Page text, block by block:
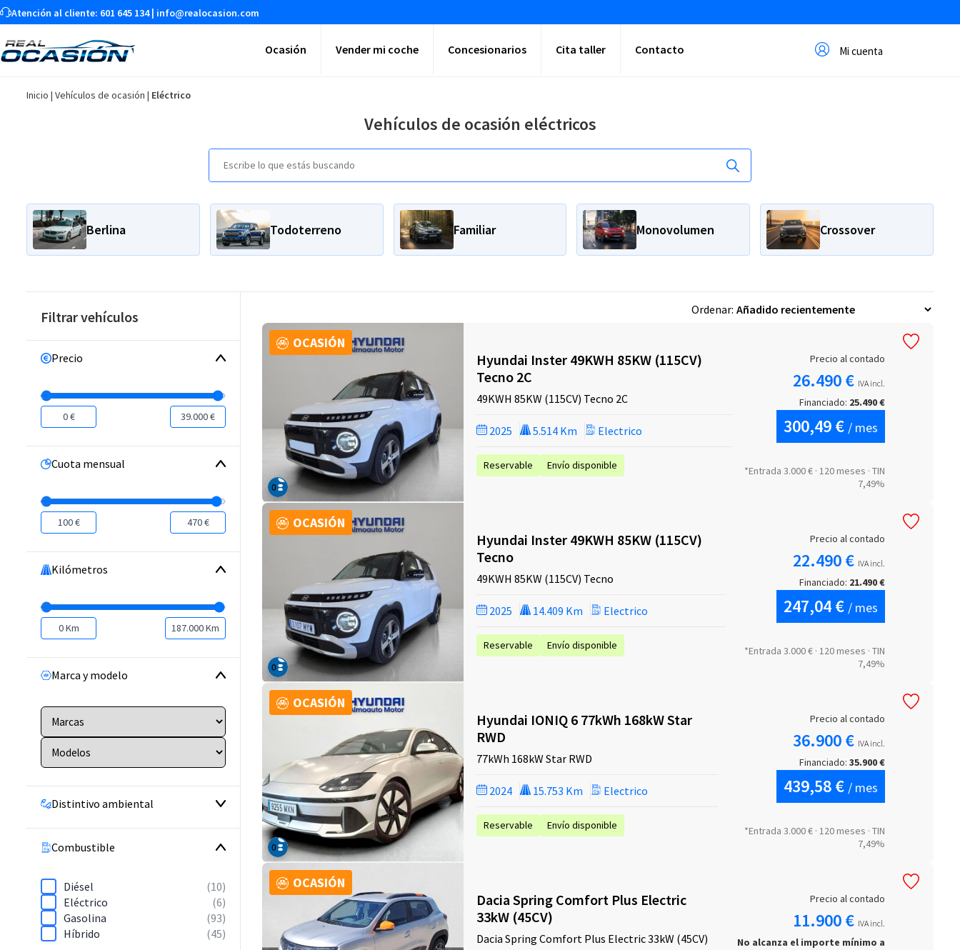
Atención al cliente: 601 645 134| info@realocasion.com
Ocasión Vender mi coche Concesionarios Cita taller Contacto Mi cuenta
Inicio | Vehículos de ocasión | Eléctrico
Vehículos de ocasión eléctricos
Berlina Todoterreno Familiar Monovolumen Crossover
Filtrar vehículos
Precio
0 € 39.000 €
Cuota mensual
100 € 470 €
Kilómetros
0 Km 187.000 Km
Marca y modelo
Distintivo ambiental
Combustible
Diésel
(10)
Eléctrico
(6)
Gasolina
(93)
Híbrido
(45)
Ordenar:
OCASIÓN
Hyundai Inster 49KWH 85KW (115CV)
Tecno 2C
49KWH 85KW (115CV) Tecno 2C
2025 5.514 Km Electrico
Reservable Envío disponible
Precio al contado
26.490 € IVA incl.
Financiado: 25.490 €
300,49 € / mes
*Entrada 3.000 € · 120 meses · TIN
7,49%
OCASIÓN
Hyundai Inster 49KWH 85KW (115CV)
Tecno
49KWH 85KW (115CV) Tecno
2025 14.409 Km Electrico
Reservable Envío disponible
Precio al contado
22.490 € IVA incl.
Financiado: 21.490 €
247,04 € / mes
*Entrada 3.000 € · 120 meses · TIN
7,49%
OCASIÓN
Hyundai IONIQ 6 77kWh 168kW Star
RWD
77kWh 168kW Star RWD
2024 15.753 Km Electrico
Reservable Envío disponible
Precio al contado
36.900 € IVA incl.
Financiado:35.900 €
439,58 € / mes
*Entrada 3.000 € · 120 meses · TIN
7,49%
OCASIÓN
Dacia Spring Comfort Plus Electric
33kW (45CV)
Dacia Spring Comfort Plus Electric 33kW (45CV)
Precio al contado
11.900 € IVA incl.
No alcanza el importe mínimo a